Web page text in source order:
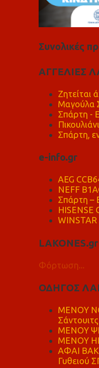
Συνολικές
ΑΓΓΕΛΙΕΣ
Ζητείται
Μαγούλα
Σπάρτη -
Σπάρτη,
e-info.gr
AEG
NEFF
Σπάρτη –
HISENSE
WINSTAR
LAKONES.gr
Φόρτωση...
ΟΔΗΓΟΣ
MENOY
ΜΕΝΟΥ
ΜΕΝΟΥ
ΑΦΑΙ
Γυθειού